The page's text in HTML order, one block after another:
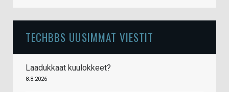
TECHBBS UUSIMMAT VIESTIT
Laadukkaat kuulokkeet?
8.8.2026